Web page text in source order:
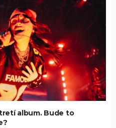
album. Bude to